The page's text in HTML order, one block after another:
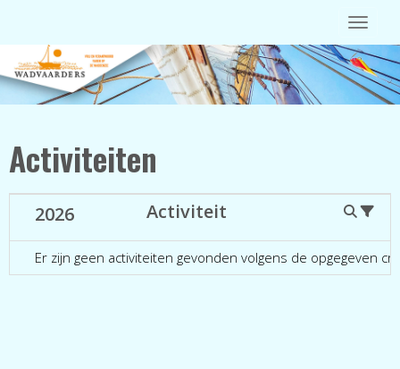
Activiteiten
2026 Activiteit
Er zijn geen activiteiten gevonden volgens de opgegeven